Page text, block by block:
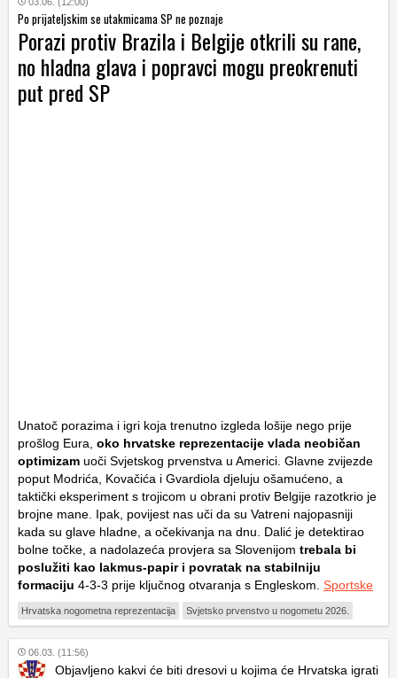
Po prijateljskim se utakmicama SP ne poznaje
Porazi protiv Brazila i Belgije otkrili su rane,
no hladna glava i popravci mogu preokrenuti
put pred SP
Unatoč porazima i igri koja trenutno izgleda lošije nego prije
prošlog Eura, oko hrvatske reprezentacije vlada neobičan
optimizam uoči Svjetskog prvenstva u Americi. Glavne zvijezde
poput Modrića, Kovačića i Gvardiola djeluju ošamućeno, a
taktički eksperiment s trojicom u obrani protiv Belgije razotkrio je
brojne mane. Ipak, povijest nas uči da su Vatreni najopasniji
kada su glave hladne, a očekivanja na dnu. Dalić je detektirao
bolne točke, a nadolazeća provjera sa Slovenijom trebala bi
poslužiti kao lakmus-papir i povratak na stabilniju
formaciju 4-3-3 prije ključnog otvaranja s Engleskom. Sportske
Hrvatska nogometna reprezentacija Svjetsko prvenstvo u nogometu 2026.
06.03. (11:56)
Objavljeno kakvi će biti dresovi u kojima će Hrvatska igrati